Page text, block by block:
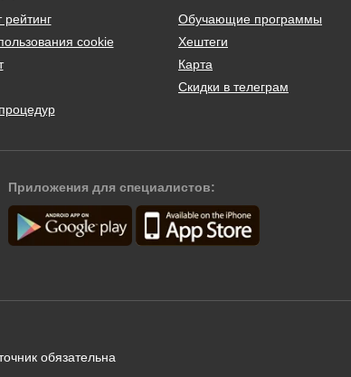
рейтинг
cookie
Обучающие программы
Хештеги
Карта
Скидки в телеграм
Приложения для специалистов:
обязательна